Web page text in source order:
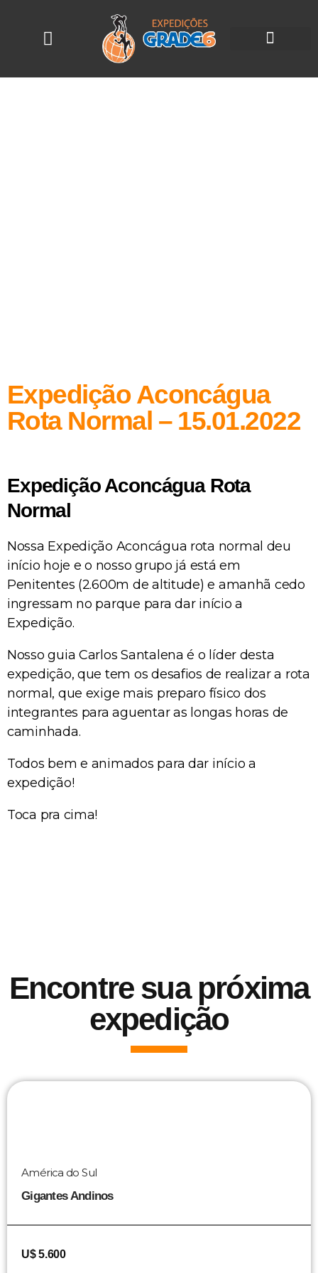
Expedição Aconcágua
Rota Normal – 15.01.2022
Expedição Aconcágua Rota
Normal
Nossa Expedição Aconcágua rota normal deu
início hoje e o nosso grupo já está em
Penitentes (2.600m de altitude) e amanhã cedo
ingressam no parque para dar início a
Expedição.
Nosso guia Carlos Santalena é o líder desta
expedição, que tem os desafios de realizar a rota
normal, que exige mais preparo físico dos
integrantes para aguentar as longas horas de
caminhada.
Todos bem e animados para dar início a
expedição!
Toca pra cima!
Encontre sua próxima
expedição
América do Sul
Gigantes Andinos
U$ 5.600